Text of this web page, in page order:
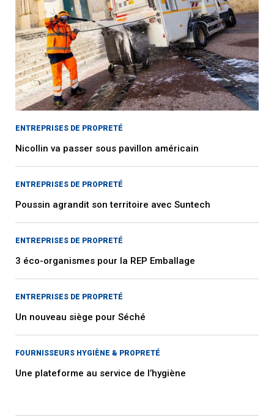
ENTREPRISES DE PROPRETÉ
Nicollin va passer sous pavillon américain
ENTREPRISES DE PROPRETÉ
Poussin agrandit son territoire avec Suntech
ENTREPRISES DE PROPRETÉ
3 éco-organismes pour la REP Emballage
ENTREPRISES DE PROPRETÉ
Un nouveau siège pour Séché
FOURNISSEURS HYGIÈNE & PROPRETÉ
Une plateforme au service de l’hygiène